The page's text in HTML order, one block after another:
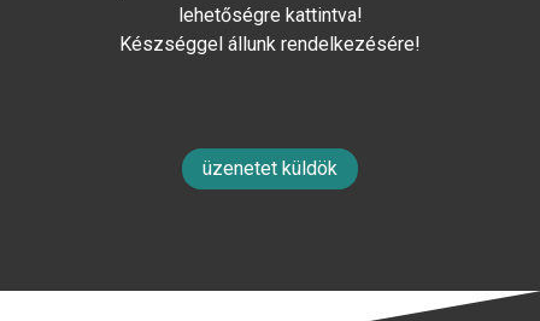
lehetőségre kattintva!
Készséggel állunk rendelkezésére!
üzenetet küldök